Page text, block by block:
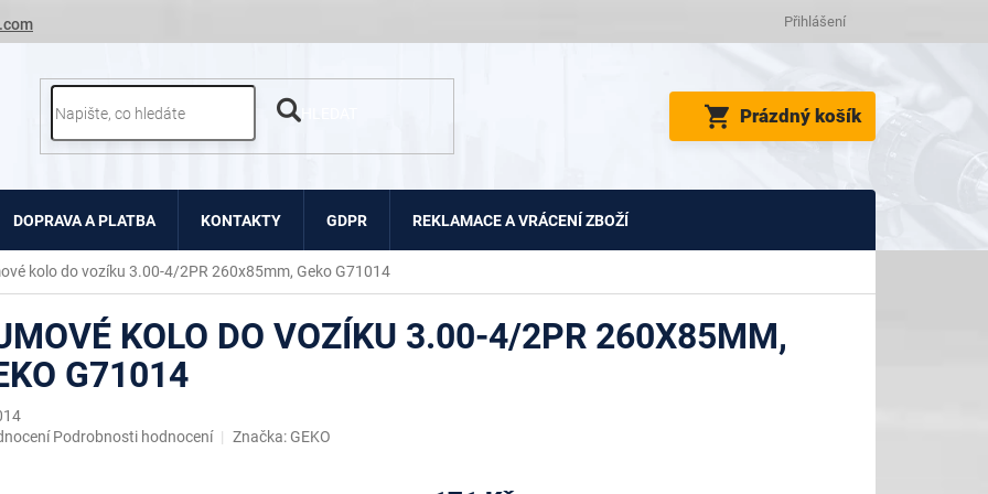
Přihlášení
NÁKUPNÍ
KOŠÍK
Prázdný košík
DOPRAVA A PLATBA KONTAKTY GDPR REKLAMACE A VRÁCENÍ ZBOŽÍ
kolo do vozíku 3.00-4/2PR 260x85mm, Geko G71014
KOLO DO VOZÍKU 3.00-4/2PR 260X85MM,
G71014
Podrobnosti hodnocení Značka: GEKO